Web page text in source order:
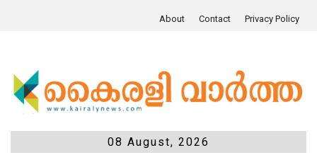
About Contact Privacy Policy
08 August, 2026